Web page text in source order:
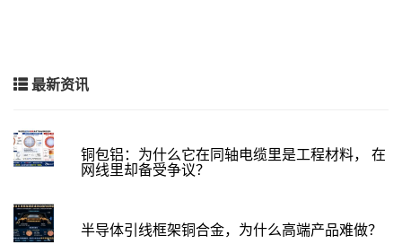
最新资讯
铜包铝：为什么它在同轴电缆里是工程材料， 在
网线里却备受争议？
半导体引线框架铜合金，为什么高端产品难做？